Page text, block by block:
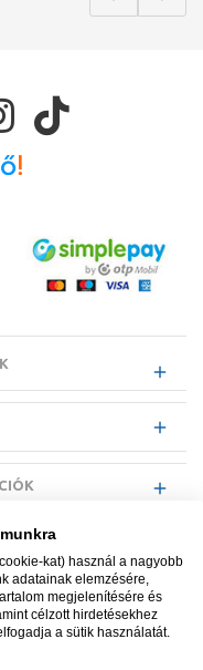
kat) használ a nagyobb
adatainak elemzésére,
megjelenítésére és
célzott hirdetésekhez
a sütik használatát.